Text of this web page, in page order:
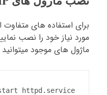
مورد نیاز خود را نصب
ماژول های موجود میتوانید
httpd.service